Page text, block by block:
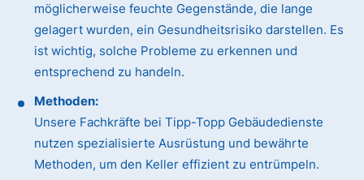
möglicherweise feuchte Gegenstände, die lange
gelagert wurden, ein Gesundheitsrisiko darstellen. Es
ist wichtig, solche Probleme zu erkennen und
entsprechend zu handeln.
Methoden:
Unsere Fachkräfte bei Tipp-Topp Gebäudedienste
nutzen spezialisierte Ausrüstung und bewährte
Methoden, um den Keller effizient zu entrümpeln.